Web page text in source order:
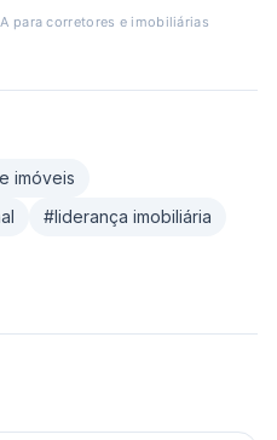
para corretores e imobiliárias
imóveis
#liderança imobiliária